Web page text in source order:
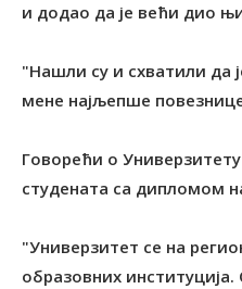
и додао да је већи дио
"Нашли су и схватили да
мене најљепше
Говорећи о
студената са дипломом
"Универзитет се на
образовних институција.